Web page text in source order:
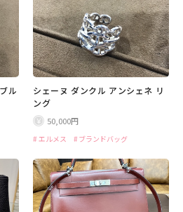
ル
シェーヌ ダンクル アンシェネ リ
ング
50,000円
エルメス ブランドバッグ